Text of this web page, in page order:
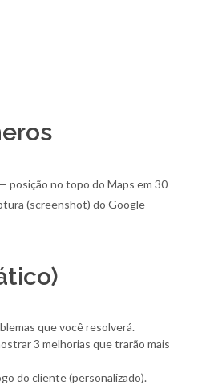
posição no topo do Maps em 30
(screenshot) do Google
que você resolverá.
3 melhorias que trarão mais
do cliente (personalizado).